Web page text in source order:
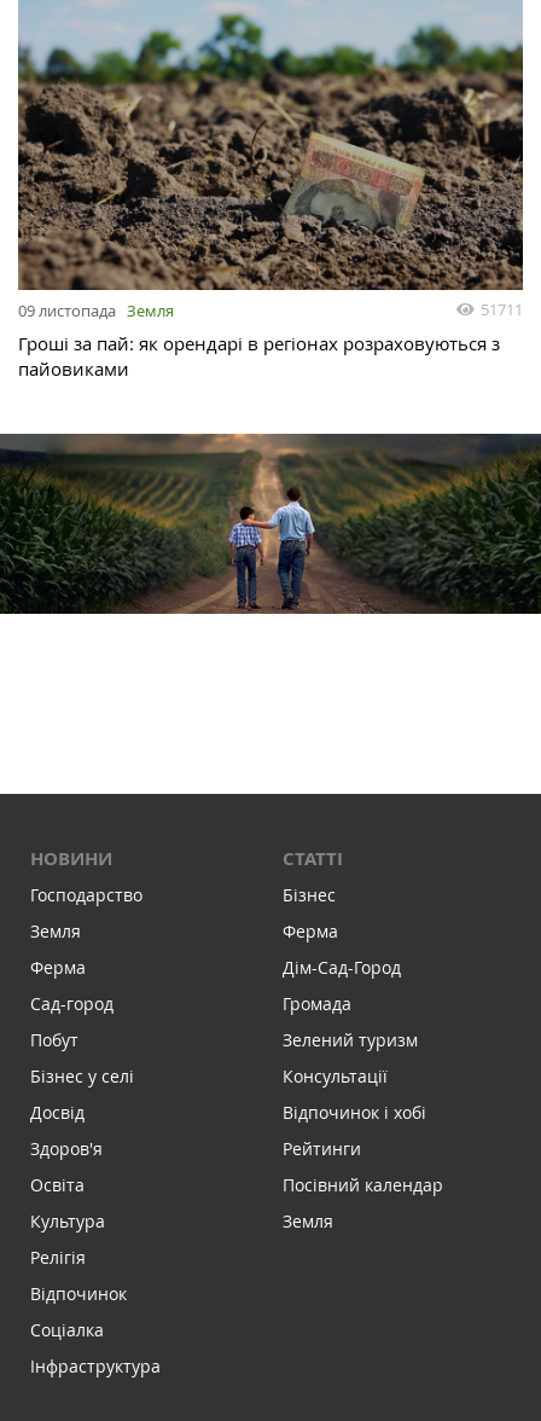
09 листопада Земля 51711
Гроші за пай: як орендарі в регіонах розраховуються з
пайовиками
НОВИНИ
Господарство
Земля
Ферма
Сад-город
Побут
Бізнес у селі
Досвід
Здоров'я
Освіта
Культура
Релігія
Відпочинок
Соціалка
Інфраструктура
СТАТТІ
Бізнес
Ферма
Дім-Сад-Город
Громада
Зелений туризм
Консультації
Відпочинок і хобі
Рейтинги
Посівний календар
Земля